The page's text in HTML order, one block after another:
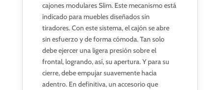
cajones modulares Slim. Este mecanismo está
indicado para muebles diseñados sin
tiradores. Con este sistema, el cajón se abre
sin esfuerzo y de forma cómoda. Tan solo
debe ejercer una ligera presión sobre el
frontal, logrando, así, su apertura. Y para su
cierre, debe empujar suavemente hacia
adentro. En definitiva, un accesorio que